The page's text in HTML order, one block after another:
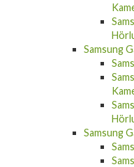
Samsung
Samsung